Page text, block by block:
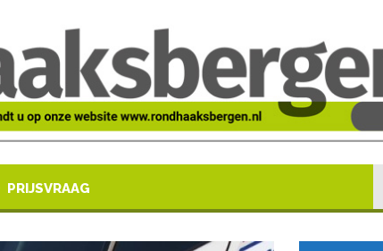
PRIJSVRAAG